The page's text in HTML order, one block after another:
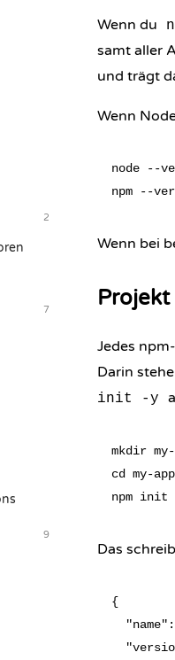
2
7
9
Wenn du
samt aller
und trägt
Wenn
node --
Wenn bei
Jedes
Darin
init -y
mkdir
cd my-app
Das
{